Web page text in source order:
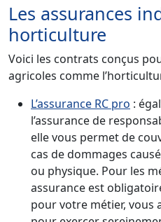
Les assurances
horticulture
Voici les contrats conçus
agricoles comme
L’assurance RC pro :
l’assurance de
elle vous permet de
cas de dommages
ou physique. Pour les
assurance est
pour votre métier, vous